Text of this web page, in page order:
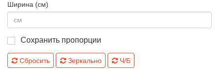
Ширина (см)
Сохранить пропорции
Сбросить Зеркально Ч/Б